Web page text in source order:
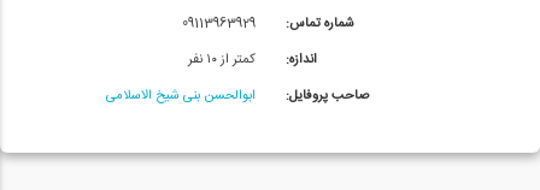
شماره تماس:
اندازه:
صاحب پروفایل:
09113963929
کمتر از ۱۰ نفر
ابوالحسن بنی شیخ الاسلامی